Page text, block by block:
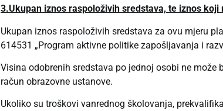
3.Ukupan iznos raspoloživih sredstava, te iznos
Ukupan iznos raspoloživih sredstava za ovu mjeru
614531 „Program aktivne politike zapošljavanja i
Visina odobrenih sredstava po jednoj osobi ne
račun obrazovne ustanove.
Ukoliko su troškovi vanrednog školovanja,